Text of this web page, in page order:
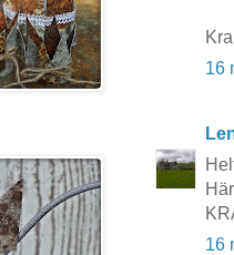
16
16